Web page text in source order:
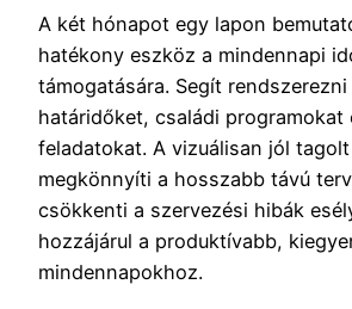
A két hónapot egy lapon
hatékony eszköz a mindennapi
támogatására. Segít
határidőket, családi programokat
feladatokat. A vizuálisan jól
megkönnyíti a hosszabb távú
csökkenti a szervezési hibák
hozzájárul a produktívabb,
mindennapokhoz.